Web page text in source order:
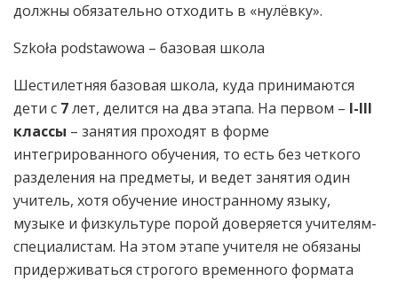
должны обязательно отходить в «нулёвку».
Szkoła podstawowa – базовая школа
Шестилетняя базовая школа, куда принимаются
дети с 7лет, делится на два этапа. На первом – I-III
классы – занятия проходят в форме
интегрированного обучения, то есть без четкого
разделения на предметы, и ведет занятия один
учитель, хотя обучение иностранному языку,
музыке и физкультуре порой доверяется учителям-
специалистам. На этом этапе учителя не обязаны
придерживаться строгого временного формата